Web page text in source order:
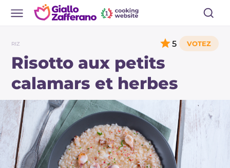
RIZ
Risotto aux petits
calamars et herbes
5